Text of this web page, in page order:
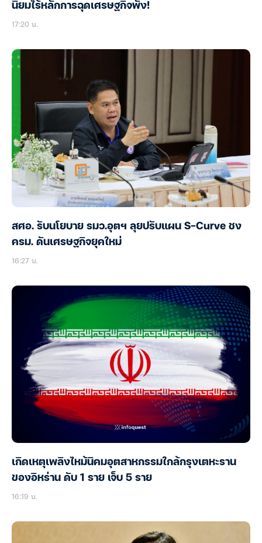
นิยมไร้หลักการฉุดเศรษฐกิจพัง!
17:20 น.
สศอ. รับนโยบาย รมว.อุตฯ ลุยปรับแผน S-Curve ชง
ครม. ดันเศรษฐกิจยุคใหม่
16:27 น.
เกิดเหตุเพลิงไหม้นิคมอุตสาหกรรมใกล้กรุงเตหะราน
ของอิหร่าน ดับ 1 ราย เจ็บ 5 ราย
16:19 น.